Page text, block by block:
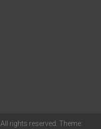
. All rights reserved. Theme: